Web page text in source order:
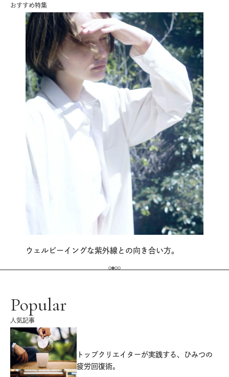
おすすめ特集
ウェルビーイングな紫外線との向き合い方。
Popular
人気記事
トップクリエイターが実践する、ひみつの
疲労回復術。